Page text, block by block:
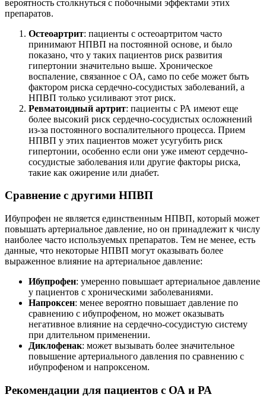
вероятность столкнуться с побочными эффектами этих
препаратов.
Остеоартрит: пациенты с остеоартритом часто
принимают НПВП на постоянной основе, и было
показано, что у таких пациентов риск развития
гипертонии значительно выше. Хроническое
воспаление, связанное с ОА, само по себе может быть
фактором риска сердечно-сосудистых заболеваний, а
НПВП только усиливают этот риск.
Ревматоидный артрит: пациенты с РА имеют еще
более высокий риск сердечно-сосудистых осложнений
из-за постоянного воспалительного процесса. Прием
НПВП у этих пациентов может усугубить риск
гипертонии, особенно если они уже имеют сердечно-
сосудистые заболевания или другие факторы риска,
такие как ожирение или диабет.
Сравнение с другими НПВП
Ибупрофен не является единственным НПВП, который может
повышать артериальное давление, но он принадлежит к числу
наиболее часто используемых препаратов. Тем не менее, есть
данные, что некоторые НПВП могут оказывать более
выраженное влияние на артериальное давление:
Ибупрофен: умеренно повышает артериальное давление
у пациентов с хроническими заболеваниями.
Напроксен: менее вероятно повышает давление по
сравнению с ибупрофеном, но может оказывать
негативное влияние на сердечно-сосудистую систему
при длительном применении.
Диклофенак: может вызывать более значительное
повышение артериального давления по сравнению с
ибупрофеном и напроксеном.
Рекомендации для пациентов с ОА и РА